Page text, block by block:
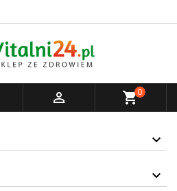
 shopping_cart0